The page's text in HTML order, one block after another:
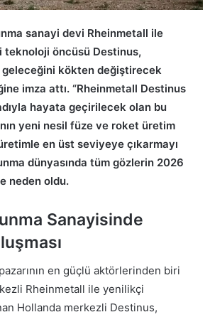
sanayi devi Rheinmetall ile
teknoloji öncüsü Destinus,
geleceğini kökten değiştirecek
imza attı. “Rheinmetall Destinus
hayata geçirilecek olan bu
yeni nesil füze ve roket üretim
en üst seviyeye çıkarmayı
dünyasında tüm gözlerin 2026
neden oldu.
Sanayisinde
en güçlü aktörlerinden biri
Rheinmetall ile yenilikçi
Hollanda merkezli Destinus,